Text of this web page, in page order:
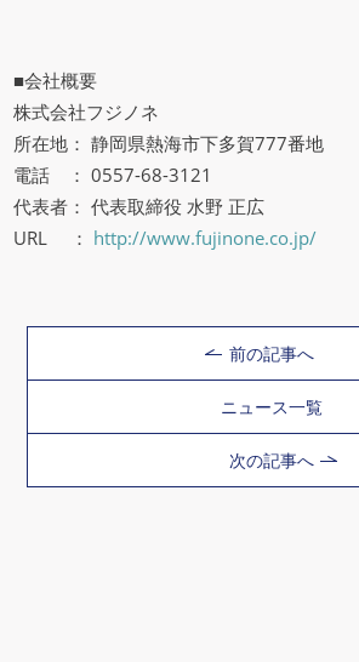
■会社概要
株式会社フジノネ
所在地： 静岡県熱海市下多賀777番地
電話 ： 0557-68-3121
代表者： 代表取締役 水野 正広
URL ： http://www.fujinone.co.jp/
前の記事へ
ニュース一覧
次の記事へ